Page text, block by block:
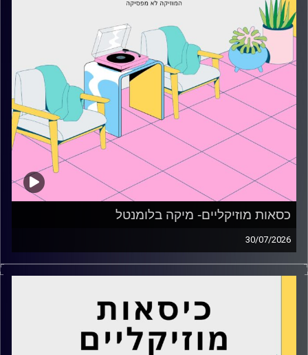
כסאות מוזיקליים- מיקה בלומנטל
30/07/2026
כסאות מוזיקליים עם מיקה בלומנטל